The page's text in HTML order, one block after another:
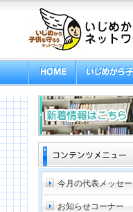
今月の代表メッセ
お知らせコーナー